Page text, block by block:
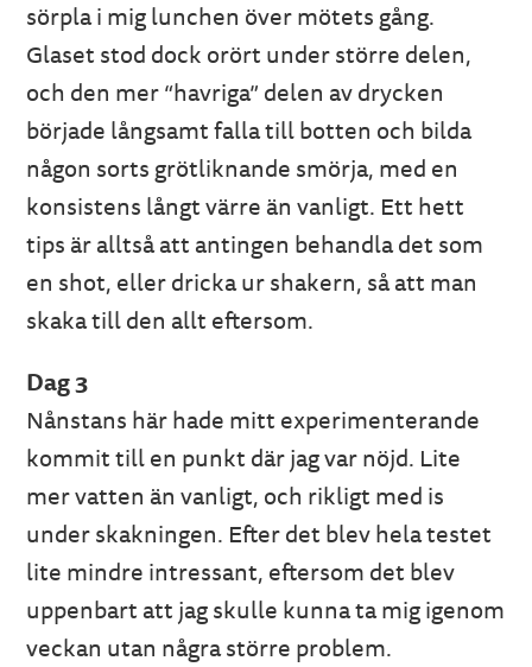
sörpla i mig lunchen över mötets gång.
Glaset stod dock orört under större delen,
och den mer “havriga” delen av drycken
började långsamt falla till botten och bilda
någon sorts grötliknande smörja, med en
konsistens långt värre än vanligt. Ett hett
tips är alltså att antingen behandla det som
en shot, eller dricka ur shakern, så att man
skaka till den allt eftersom.
Dag 3
Nånstans här hade mitt experimenterande
kommit till en punkt där jag var nöjd. Lite
mer vatten än vanligt, och rikligt med is
under skakningen. Efter det blev hela testet
lite mindre intressant, eftersom det blev
uppenbart att jag skulle kunna ta mig igenom
veckan utan några större problem.